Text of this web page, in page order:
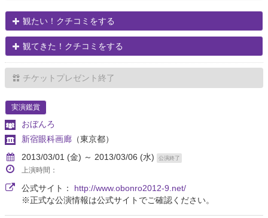
観たい！クチコミをする
観てきた！クチコミをする
チケットプレゼント終了
実演鑑賞
おぼんろ
新宿眼科画廊 （東京都）
2013/03/01 (金) ～ 2013/03/06 (水)
公演終了
上演時間：
公式サイト： http://www.obonro2012-9.net/
※正式な公演情報は公式サイトでご確認ください。